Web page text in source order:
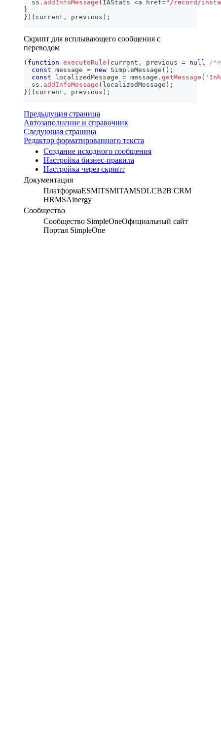
  ss
. addInfoMessage ( IAStats <a href="/record/
}
} ) ( current , previous ) ;
Скрипт для всплывающего сообщения с
переводом
( function executeRule ( current , previous = null
/
const message = new SimpleMessage ( ) ;
const localizedMessage = message . getMessage (
  ss
. addInfoMessage ( localizedMessage ) ;
} ) ( current , previous ) ;
Предыдущая страница
Автозаполнение и справочник
Следующая страница
Редактор форматированного текста
Создание исходного сообщения
Настройка бизнес-правила
Настройка через скрипт
Документация
ПлатформаESMITSMITAMSDLCB2B CRM
HRMSAinergy
Сообщество
Сообщество SimpleOneОфициальный сайт
Портал SimpleOne